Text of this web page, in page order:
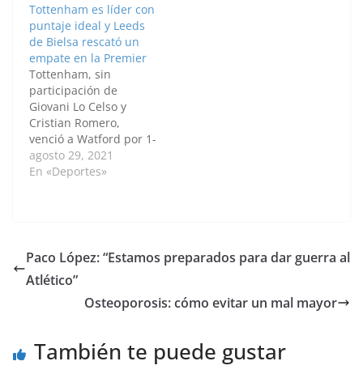
la que Aston Villa, con
el arquero del
seleccionado Emiliano
"Dibu" Martínez, sufrió
un agónico traspié
frente a
Wolverhampton…
Tottenham es líder con
puntaje ideal y Leeds
de Bielsa rescató un
empate en la Premier
Tottenham, sin
participación de
Giovani Lo Celso y
Cristian Romero,
venció a Watford por 1-
0, como local, y es líder
con puntaje ideal de la
final en su visita a
Burnley. En el
imponente estadio…
agosto 29, 2021
En «Deportes»
Paco López: “Estamos preparados para dar guerra al
Atlético”
Osteoporosis: cómo evitar un mal mayor
También te puede gustar